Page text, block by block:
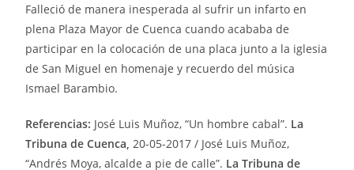
Falleció de manera inesperada al sufrir un infarto en
plena Plaza Mayor de Cuenca cuando acababa de
participar en la colocación de una placa junto a la iglesia
de San Miguel en homenaje y recuerdo del música
Ismael Barambio.
Referencias: José Luis Muñoz, “Un hombre cabal”. La
Tribuna de Cuenca, 20-05-2017 / José Luis Muñoz,
“Andrés Moya, alcalde a pie de calle”. La Tribuna de